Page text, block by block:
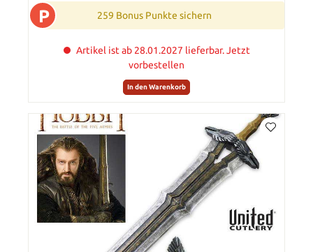
P 259 Bonus Punkte sichern
Artikel ist ab 28.01.2027 lieferbar. Jetzt
vorbestellen
In den Warenkorb